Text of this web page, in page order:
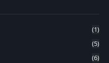
(1)
(5)
(6)